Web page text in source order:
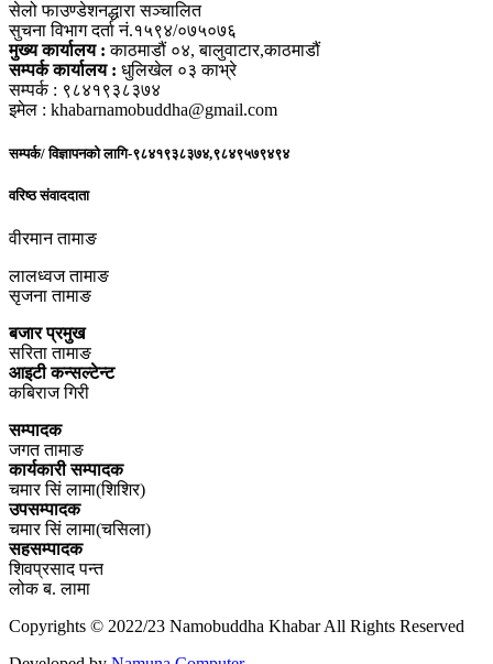
सेलो फाउण्डेशनद्धारा सञ्चालित
सुचना विभाग दर्ता नं.१५९४/०७५०७६
मुख्य कार्यालय : काठमाडौं ०४, बालुवाटार,काठमाडौं
सम्पर्क कार्यालय : धुलिखेल ०३ काभ्रे
सम्पर्क : ९८४१९३८३७४
इमेल : khabarnamobuddha@gmail.com
सम्पर्क/ विज्ञापनको लागि-९८४१९३८३७४,९८४९५७९४९४
वरिष्ठ संवाददाता
वीरमान तामाङ
लालध्वज तामाङ
सृजना तामाङ
बजार प्रमुख
सरिता तामाङ
आइटी कन्सल्टेन्ट
कबिराज गिरी
सम्पादक
जगत तामाङ
कार्यकारी सम्पादक
चमार सिं लामा(शिशिर)
उपसम्पादक
चमार सिं लामा(चसिला)
सहसम्पादक
शिवप्रसाद पन्त
लोक ब. लामा
Copyrights © 2022/23 Namobuddha Khabar All Rights Reserved